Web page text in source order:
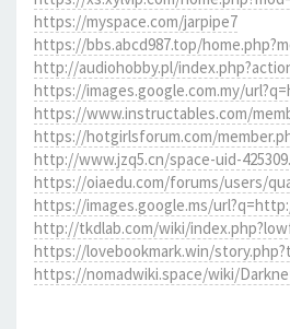
https://myspace.com/jarpipe7
https://bbs.abcd987.top/
http://audiohobby.pl/
https://images.google.com.my/
https://www.instructables.com/
https://hotgirlsforum.com/
http://www.jzq5.cn/space-uid-
https://oiaedu.com/forums/users/
https://images.google.ms/
http://tkdlab.com/wiki/
https://lovebookmark.win/
https://nomadwiki.space/wiki/